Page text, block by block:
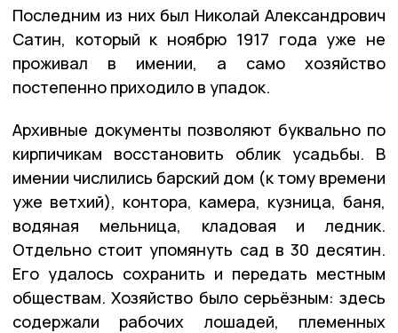
Последним из них был Николай Александрович
Сатин, который к ноябрю 1917 года уже не
проживал в имении, а само хозяйство
постепенно приходило в упадок.
Архивные документы позволяют буквально по
кирпичикам восстановить облик усадьбы. В
имении числились барский дом (к тому времени
уже ветхий), контора, камера, кузница, баня,
водяная мельница, кладовая и ледник.
Отдельно стоит упомянуть сад в 30 десятин.
Его удалось сохранить и передать местным
обществам. Хозяйство было серьёзным: здесь
содержали рабочих лошадей, племенных